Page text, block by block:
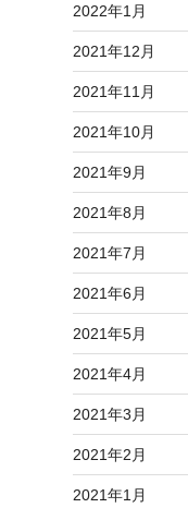
2022年1月
2021年12月
2021年11月
2021年10月
2021年9月
2021年8月
2021年7月
2021年6月
2021年5月
2021年4月
2021年3月
2021年2月
2021年1月